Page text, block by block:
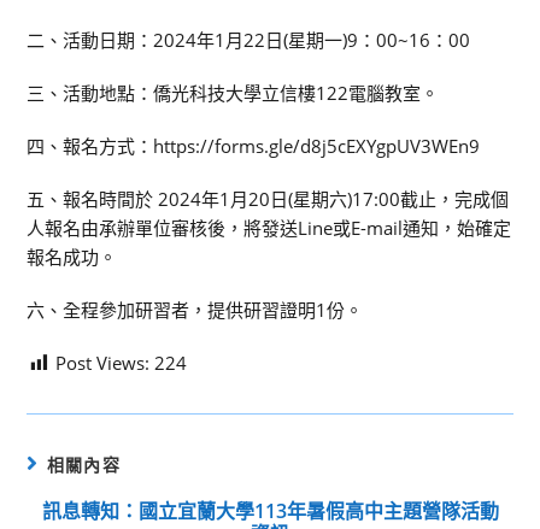
二、活動日期：2024年1月22日(星期一)9：00~16：00
三、活動地點：僑光科技大學立信樓122電腦教室。
四、報名方式：https://forms.gle/d8j5cEXYgpUV3WEn9
五、報名時間於 2024年1月20日(星期六)17:00截止，完成個
人報名由承辦單位審核後，將發送Line或E-mail通知，始確定
報名成功。
六、全程參加研習者，提供研習證明1份。
Post Views: 224
相關內容
訊息轉知：國立宜蘭大學113年暑假高中主題營隊活動